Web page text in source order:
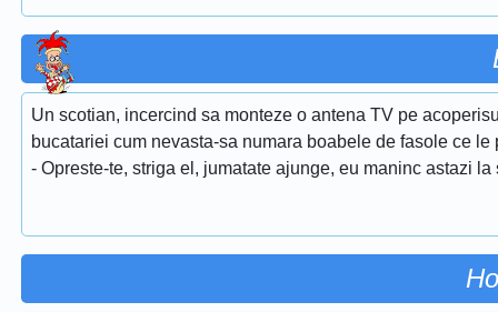
Un scotian, incercind sa monteze o antena TV pe
bucatariei cum nevasta-sa numara boabele de fasole ce le
- Opreste-te, striga el, jumatate ajunge, eu maninc astazi la